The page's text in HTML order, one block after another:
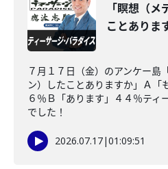
「瞑想（
ことありま
７月１７日（金）のアンケー島
ン）したことありますか」Ａ「
６％Ｂ「あります」４４％ティ
でした！
2026.07.17|01:09:51